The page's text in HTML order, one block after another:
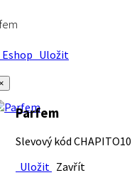
Uložit
Parfem
Slevový kód CHAPITO10
Uložit Zavřít